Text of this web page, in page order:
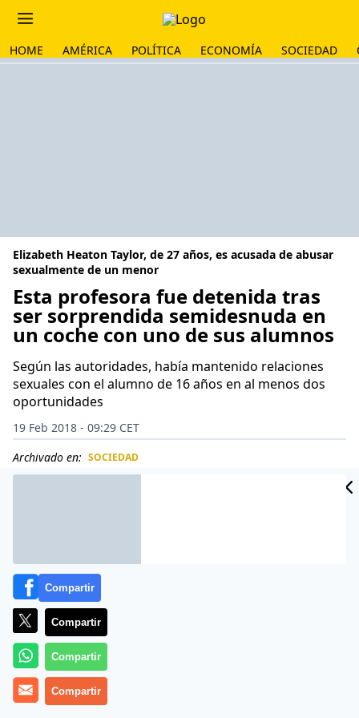
HOME AMÉRICA POLÍTICA ECONOMÍA SOCIEDAD
Elizabeth Heaton Taylor, de 27 años, es acusada de abusar
sexualmente de un menor
Esta profesora fue detenida tras
ser sorprendida semidesnuda en
un coche con uno de sus alumnos
Según las autoridades, había mantenido relaciones
sexuales con el alumno de 16 años en al menos dos
oportunidades
19 Feb 2018 - 09:29 CET
Archivado en: SOCIEDAD
Compartir
Compartir
Compartir
Compartir